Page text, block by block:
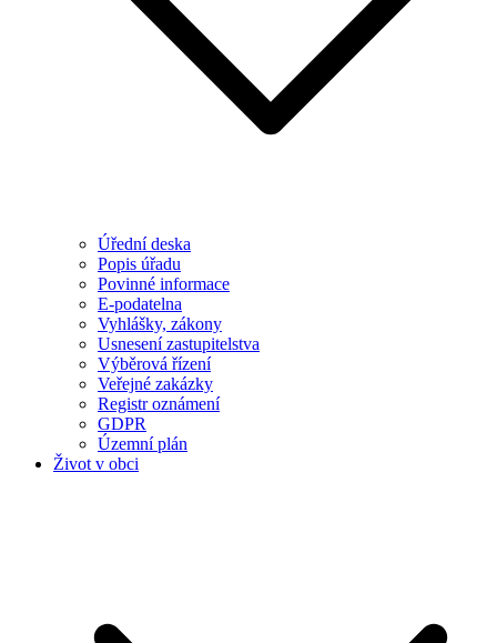
Úřední deska
Popis úřadu
Povinné informace
E-podatelna
Vyhlášky, zákony
Usnesení zastupitelstva
Výběrová řízení
Veřejné zakázky
Registr oznámení
GDPR
Územní plán
Život v obci